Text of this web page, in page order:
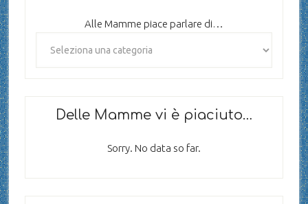
Alle Mamme piace parlare di…
Delle Mamme vi è piaciuto…
Sorry. No data so far.